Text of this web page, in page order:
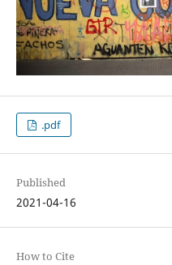
.pdf
Published
2021-04-16
How to Cite